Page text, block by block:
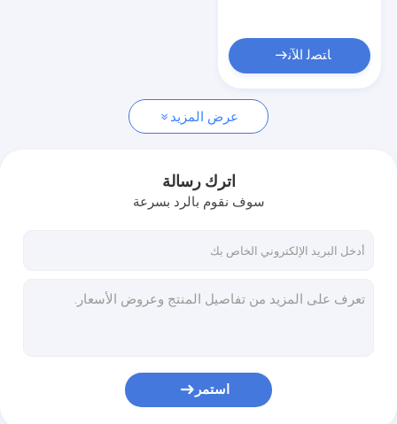
ﺎﺘﺼﻟ ﺍﻶﻧ
عرض المزيد
اترك رسالة
سوف نقوم بالرد بسرعة
استمر